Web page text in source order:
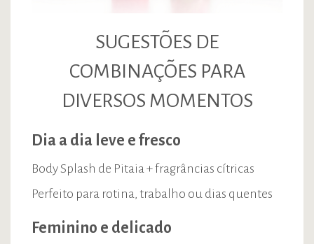
SUGESTÕES DE
COMBINAÇÕES PARA
DIVERSOS MOMENTOS
Dia a dia leve e fresco
Body Splash de Pitaia + fragrâncias cítricas
Perfeito para rotina, trabalho ou dias quentes
Feminino e delicado